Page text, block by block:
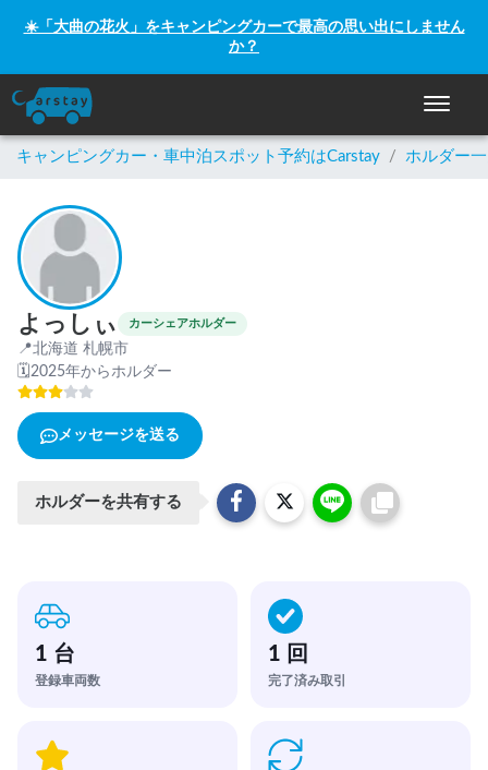
☀️「大曲の花火」をキャンピングカーで最高の思い出にしません
か？
ナビゲ
キャンピングカー・車中泊スポット予約はCarstay / ホルダー
よっしぃ カーシェアホルダー
📍北海道 札幌市
🗓2025年からホルダー
メッセージを送る
ホルダーを共有する
1 台
登録車両数
1 回
完了済み取引